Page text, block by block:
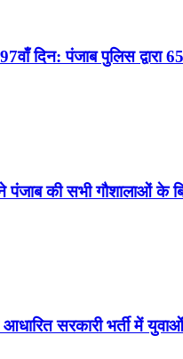
दिन: पंजाब पुलिस द्वारा
पंजाब की सभी गौशालाओं के
सरकारी भर्ती में